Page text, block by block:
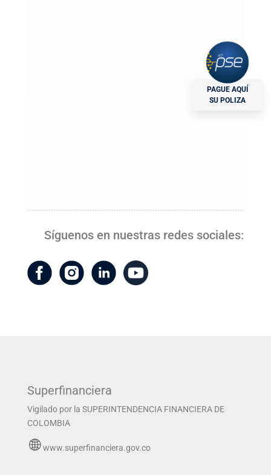
Conoce junto a Nacional de Seguros acerca
en Colombia que se han realizado en los
Síguenos en nuestras redes sociales:
Superfinanciera
Vigilado por la SUPERINTENDENCIA FINANCIERA DE
COLOMBIA
www.superfinanciera.gov.co
PAGUE AQUÍ
SU POLIZA